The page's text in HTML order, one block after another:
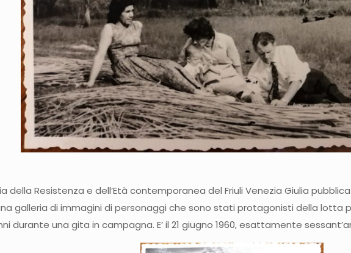
della Resistenza e dell’Età contemporanea del Friuli Venezia Giulia
galleria di immagini di personaggi che sono stati protagonisti della lotta
durante una gita in campagna. E’ il 21 giugno 1960, esattamente